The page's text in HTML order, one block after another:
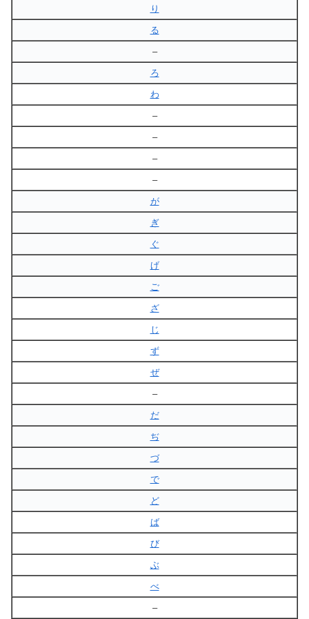
り
る
–
ろ
わ
–
–
–
–
が
ぎ
ぐ
げ
ご
ざ
じ
ず
ぜ
–
だ
ぢ
づ
で
ど
ば
び
ぶ
べ
–